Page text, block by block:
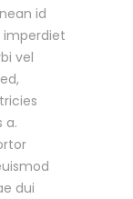
id
imperdiet
vel
a.
dui